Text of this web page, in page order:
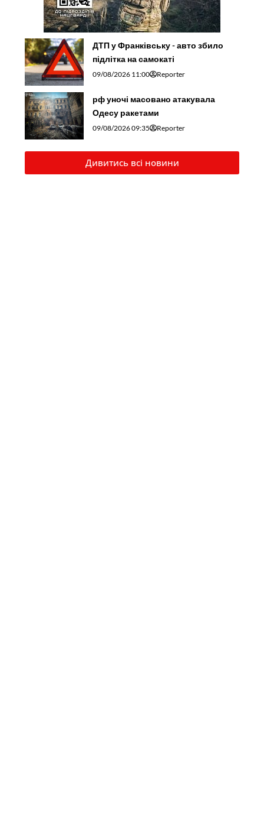
ДТП у Франківську - авто збило
підлітка на самокаті
09/08/2026 11:00 Reporter
рф уночі масовано атакувала
Одесу ракетами
09/08/2026 09:35 Reporter
Дивитись всі новини